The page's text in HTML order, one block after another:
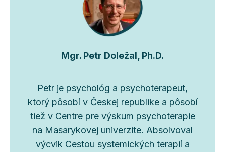
Mgr. Petr Doležal, Ph.D.
Petr je psychológ a psychoterapeut,
ktorý pôsobí v Českej republike a pôsobí
tiež v Centre pre výskum psychoterapie
na Masarykovej univerzite. Absolvoval
výcvik Cestou systemických terapií a